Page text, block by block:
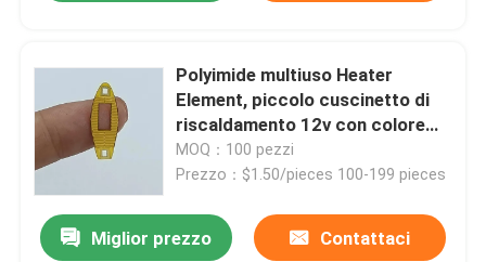
Polyimide multiuso Heater
Element, piccolo cuscinetto di
riscaldamento 12v con colore
nero giallo
MOQ：100 pezzi
Prezzo：$1.50/pieces 100-199 pieces
Miglior prezzo Contattaci